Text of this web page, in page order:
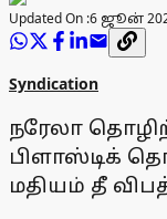
Updated On :6 ஜூன்
Syndication
நரேலா
பிளாஸ்டிக்
மதியம் தீ